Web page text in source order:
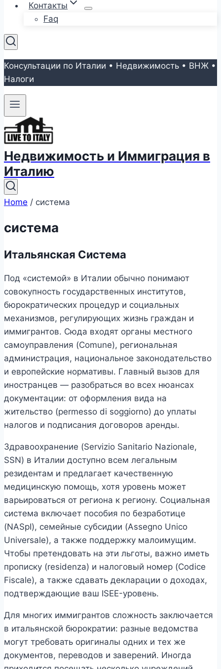
Контакты
Faq
Консультации по Италии • Недвижимость • ВНЖ •
Налоги
Недвижимость и Иммиграция в
Италию
Home / система
система
Итальянская Система
Под «системой» в Италии обычно понимают
совокупность государственных институтов,
бюрократических процедур и социальных
механизмов, регулирующих жизнь граждан и
иммигрантов. Сюда входят органы местного
самоуправления (Comune), региональная
администрация, национальное законодательство
и европейские нормативы. Главный вызов для
иностранцев — разобраться во всех нюансах
документации: от оформления вида на
жительство (permesso di soggiorno) до уплаты
налогов и подписания договоров аренды.
Здравоохранение (Servizio Sanitario Nazionale,
SSN) в Италии доступно всем легальным
резидентам и предлагает качественную
медицинскую помощь, хотя уровень может
варьироваться от региона к региону. Социальная
система включает пособия по безработице
(NASpI), семейные субсидии (Assegno Unico
Universale), а также поддержку малоимущим.
Чтобы претендовать на эти льготы, важно иметь
прописку (residenza) и налоговый номер (Codice
Fiscale), а также сдавать декларации о доходах,
подтверждающие ваш ISEE-уровень.
Для многих иммигрантов сложность заключается
в итальянской бюрократии: разные ведомства
могут требовать оригиналы одних и тех же
документов, переводов и заверений. Иногда